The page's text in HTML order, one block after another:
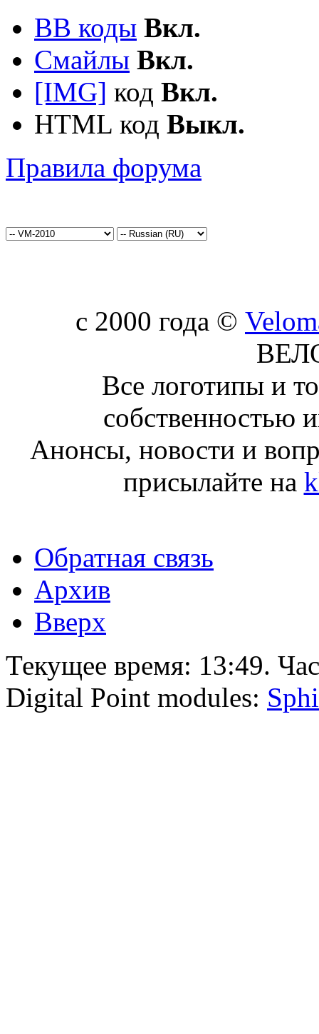
BB коды Вкл.
Смайлы Вкл.
[IMG] код Вкл.
HTML код Выкл.
Правила форума
c 2000 года ©
Все логотипы и
собственностью
Анонсы, новости и
присылайте на
Обратная связь
Архив
Вверх
Текущее время: 13:49.
Digital Point modules: